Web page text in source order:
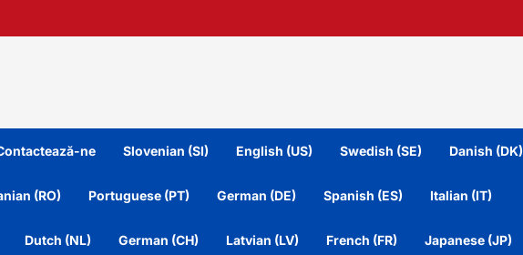
ne Slovenian (SI) English (US) Swedish (SE) Danish (DK)
(RO) Portuguese (PT) German (DE) Spanish (ES) Italian (IT)
Dutch (NL) German (CH) Latvian (LV) French (FR) Japanese (JP)